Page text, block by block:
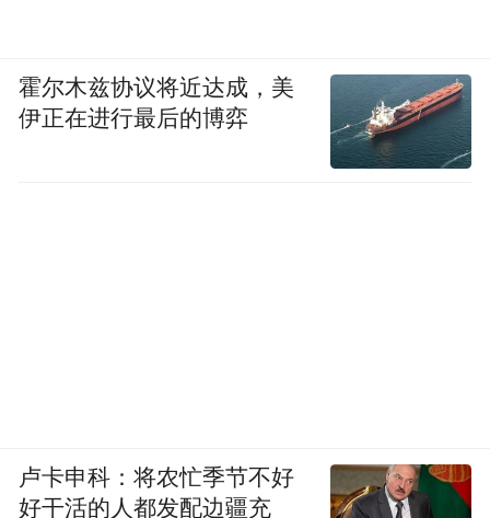
霍尔木兹协议将近达成，美
伊正在进行最后的博弈
卢卡申科：将农忙季节不好
好干活的人都发配边疆充